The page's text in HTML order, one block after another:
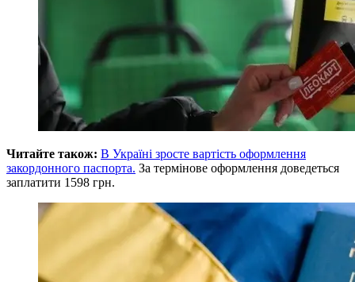
Читайте також: В Україні зросте вартість оформлення
закордонного паспорта. За термінове оформлення доведеться
заплатити 1598 грн.